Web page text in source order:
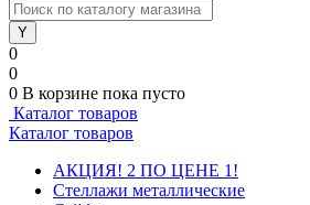
0
0
0 В корзине пока пусто
Каталог товаров
Каталог товаров
АКЦИЯ! 2 ПО ЦЕНЕ 1!
Стеллажи металлические